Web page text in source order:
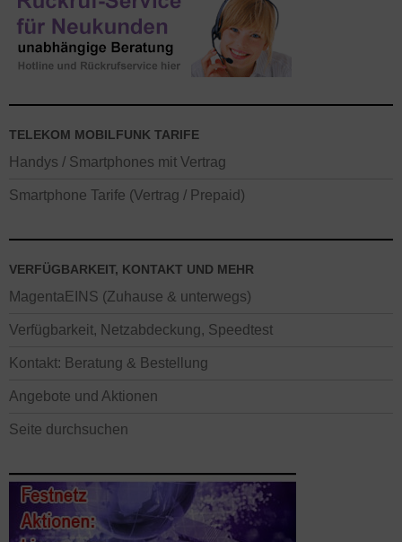
TELEKOM MOBILFUNK TARIFE
Handys / Smartphones mit Vertrag
Smartphone Tarife (Vertrag / Prepaid)
VERFÜGBARKEIT, KONTAKT UND MEHR
MagentaEINS (Zuhause & unterwegs)
Verfügbarkeit, Netzabdeckung, Speedtest
Kontakt: Beratung & Bestellung
Angebote und Aktionen
Seite durchsuchen